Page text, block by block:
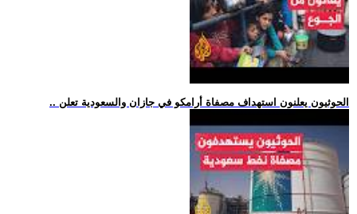
.. الحوثيون يعلنون استهداف مصفاة أرامكو في جازان والسعودية تعلن